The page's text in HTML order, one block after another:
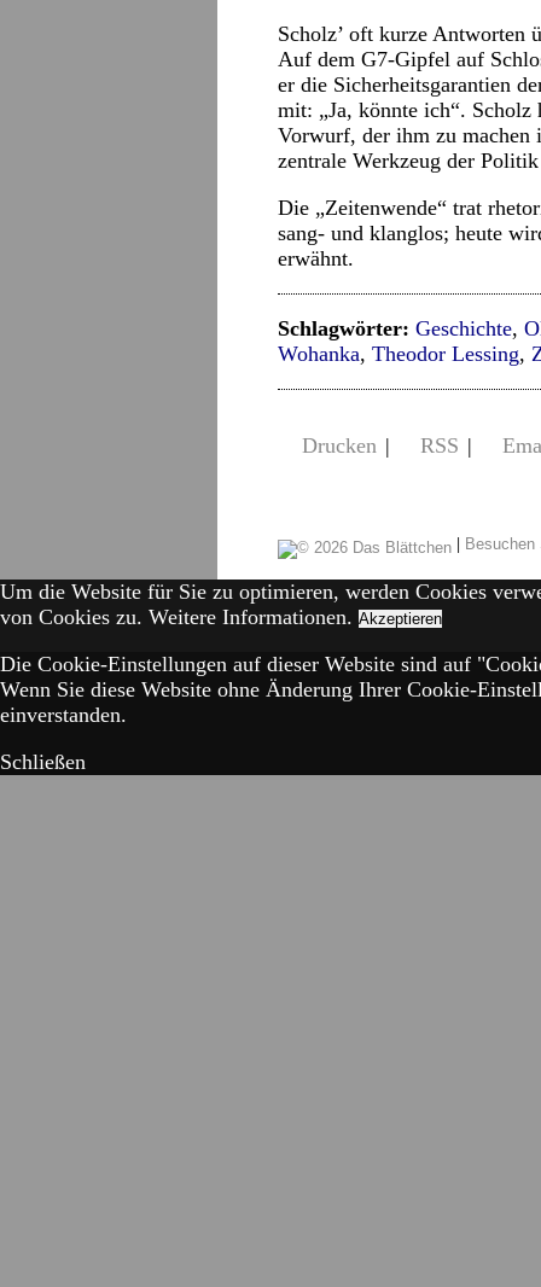
Scholz’ oft kurze Antworten
Auf dem G7-Gipfel auf
er die Sicherheitsgarantien
mit: „Ja, könnte ich“.
Vorwurf, der ihm zu machen
zentrale Werkzeug der
Die „Zeitenwende“ trat
sang- und klanglos; heute
erwähnt.
Schlagwörter: Geschichte,
Wohanka, Theodor Lessing,
Drucken | RSS |
|
Um die Website für Sie zu optimieren, werden Cookies
von Cookies zu. Weitere Informationen. Akzeptieren
Die Cookie-Einstellungen auf dieser Website sind auf
Wenn Sie diese Website ohne Änderung Ihrer Cookie-
einverstanden.
Schließen